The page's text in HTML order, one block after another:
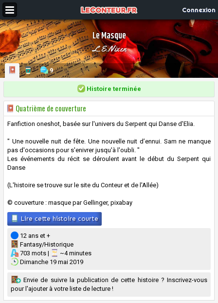
Connexion
Le Masque
L.E.Nixen
9
Histoire terminée
Quatrième de couverture
Fanfiction oneshot, basée sur l'univers du Serpent qui Danse d'Elia.
" Une nouvelle nuit de fête. Une nouvelle nuit d’ennui. Sam ne manque
pas d'occasions pour s'enivrer jusqu'à l'oubli. "
Les événements du récit se déroulent avant le début du Serpent qui
Danse
(L'histoire se trouve sur le site du Conteur et de l'Allée)
© couverture : masque par Gellinger, pixabay
Lire cette histoire courte
12 ans et +
Fantasy/Historique
703 mots |
~4 minutes
Dimanche 19 mai 2019
Envie de suivre la publication de cette histoire ? Inscrivez-vous
pour l'ajouter à votre liste de lecture !